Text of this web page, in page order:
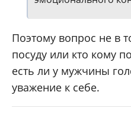
Поэтому вопрос не в
посуду или кто кому
есть ли у мужчины
уважение к себе.